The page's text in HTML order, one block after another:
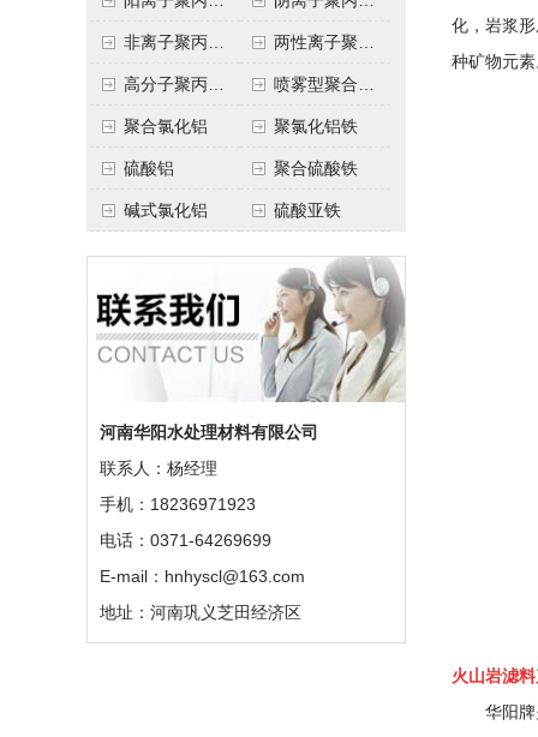
非离子聚丙烯酰胺
高分子聚丙烯酰胺
聚合氯化铝 聚氯化铝铁
硫酸铝 聚合硫酸铁
碱式氯化铝 硫酸亚铁
河南华阳水处理材料有限公司
联系人：杨经理
手机：18236971923
电话：0371-64269699
E-mail：hnhyscl@163.com
地址：河南巩义芝田经济区
化，岩浆
种矿物元素
火山岩滤料
华阳牌火